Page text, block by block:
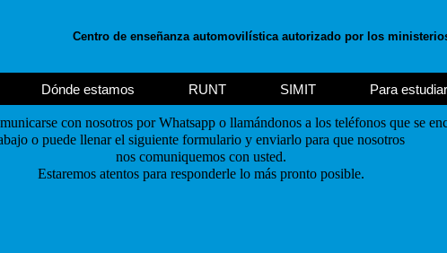
Centro de enseñanza automovilística autorizado por los
Dónde estamos RUNT SIMIT Para estudiar
con nosotros por Whatsapp o llamándonos a los teléfonos que se
o puede llenar el siguiente formulario y enviarlo para que nosotros
nos comuniquemos con usted.
Estaremos atentos para responderle lo más pronto posible.